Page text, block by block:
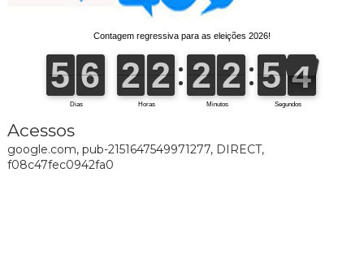
Acessos
google.com, pub-2151647549971277, DIRECT,
f08c47fec0942fa0